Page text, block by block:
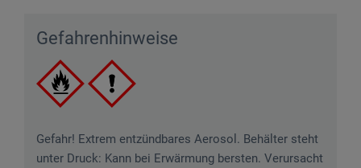
Gefahrenhinweise
Gefahr! Extrem entzündbares Aerosol. Behälter steht
unter Druck: Kann bei Erwärmung bersten. Verursacht